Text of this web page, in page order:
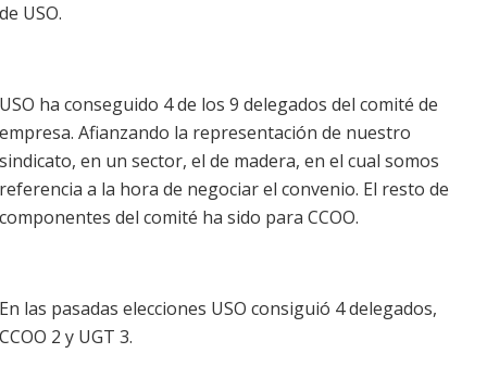
de USO.
USO ha conseguido 4 de los 9 delegados del comité de
empresa. Afianzando la representación de nuestro
sindicato, en un sector, el de madera, en el cual somos
referencia a la hora de negociar el convenio. El resto de
componentes del comité ha sido para CCOO.
En las pasadas elecciones USO consiguió 4 delegados,
CCOO 2 y UGT 3.